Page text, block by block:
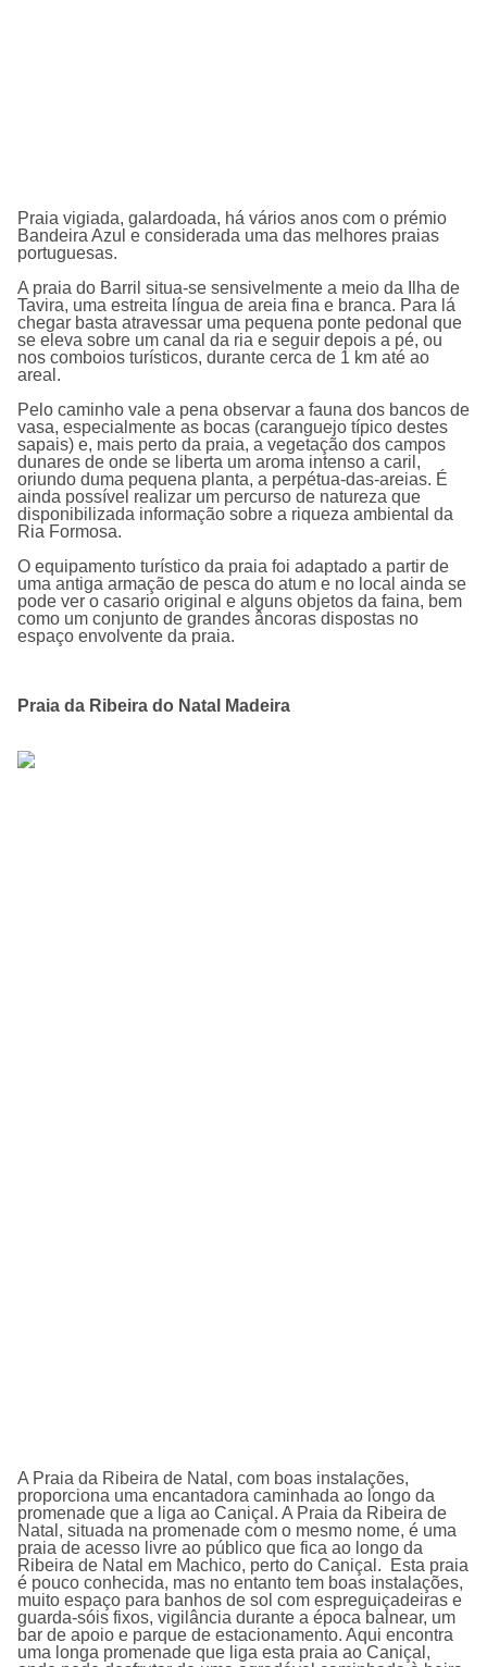
Praia vigiada, galardoada, há vários anos com o prémio
Bandeira Azul e considerada uma das melhores praias
portuguesas.
A praia do Barril situa-se sensivelmente a meio da Ilha de
Tavira, uma estreita língua de areia fina e branca. Para lá
chegar basta atravessar uma pequena ponte pedonal que
se eleva sobre um canal da ria e seguir depois a pé, ou
nos comboios turísticos, durante cerca de 1 km até ao
areal.
Pelo caminho vale a pena observar a fauna dos bancos de
vasa, especialmente as bocas (caranguejo típico destes
sapais) e, mais perto da praia, a vegetação dos campos
dunares de onde se liberta um aroma intenso a caril,
oriundo duma pequena planta, a perpétua-das-areias. É
ainda possível realizar um percurso de natureza que
disponibilizada informação sobre a riqueza ambiental da
Ria Formosa.
O equipamento turístico da praia foi adaptado a partir de
uma antiga armação de pesca do atum e no local ainda se
pode ver o casario original e alguns objetos da faina, bem
como um conjunto de grandes âncoras dispostas no
espaço envolvente da praia.
Praia da Ribeira do Natal Madeira
A Praia da Ribeira de Natal, com boas instalações,
proporciona uma encantadora caminhada ao longo da
promenade que a liga ao Caniçal. A Praia da Ribeira de
Natal, situada na promenade com o mesmo nome, é uma
praia de acesso livre ao público que fica ao longo da
Ribeira de Natal em Machico, perto do Caniçal. Esta praia
é pouco conhecida, mas no entanto tem boas instalações,
muito espaço para banhos de sol com espreguiçadeiras e
guarda-sóis fixos, vigilância durante a época balnear, um
bar de apoio e parque de estacionamento. Aqui encontra
uma longa promenade que liga esta praia ao Caniçal,